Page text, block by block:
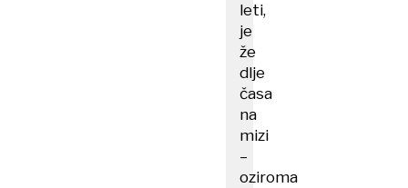
leti,
je
že
dlje
časa
na
mizi
–
oziroma